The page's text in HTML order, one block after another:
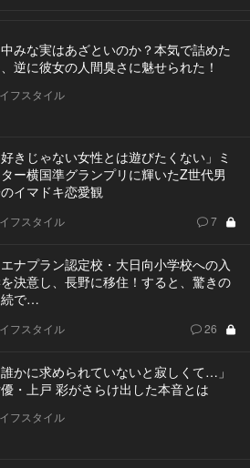
みな実はあざといのか？本気で詰めた
逆に彼女の人間臭さに魅せられた！
フスタイル
好きじゃない女性とは遊びたくない」ミ
ー横国準グランプリに輝いたZ世代男
イマドキ恋愛観
フスタイル 7
ナプラン認定校・大日向小学校への入
決意し、長野に移住！すると、驚きの
で…
フスタイル 26
誰かに求められていないと寂しくて…」
・上戸 彩がさらけ出した本音とは
フスタイル